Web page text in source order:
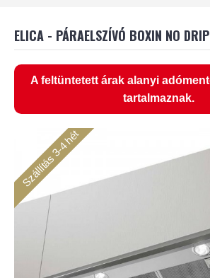
ELICA - PÁRAELSZÍVÓ BOXIN NO
A feltüntetett árak alanyi
tartalmaznak.
Szállítás 3-4 hét